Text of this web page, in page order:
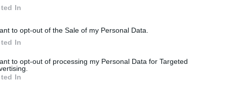
In
to opt-out of the Sale of my Personal Data.
In
to opt-out of processing my Personal Data for Targeted
In